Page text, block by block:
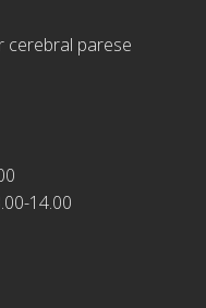
cerebral parese
14.00